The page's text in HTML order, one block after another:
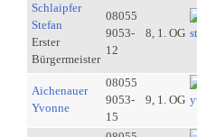
Schlaipfer
Stefan
Erster
Bürgermeister
08055
9053-
12
8, 1. OG
Aichenauer
Yvonne
08055
9053-
15
9, 1. OG